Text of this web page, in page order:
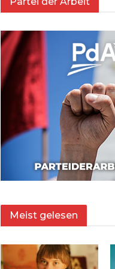
Meist gelesen